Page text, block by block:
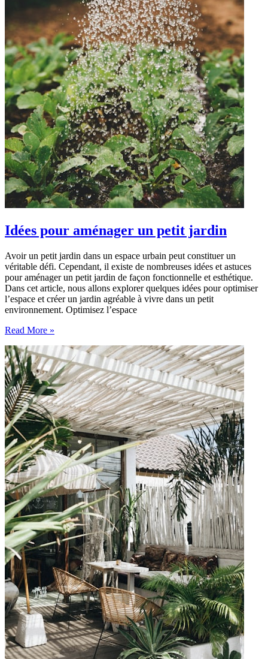
Idées pour aménager un petit jardin
Avoir un petit jardin dans un espace urbain peut constituer un
véritable défi. Cependant, il existe de nombreuses idées et astuces
pour aménager un petit jardin de façon fonctionnelle et esthétique.
Dans cet article, nous allons explorer quelques idées pour optimiser
l’espace et créer un jardin agréable à vivre dans un petit
environnement. Optimisez l’espace
Idées
aménager
un
petit
jardin
Read More »